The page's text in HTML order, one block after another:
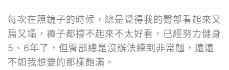
每次在照鏡子的時候，總是覺得我的臀部看起來又
扁又塌，褲子都撐不起來不太好看，已經努力健身
5、6年了，但臀部總是沒辦法練到非常翹，遠遠
不如我想要的那樣飽滿。